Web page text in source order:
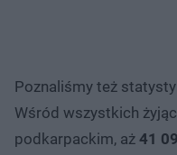
Poznaliśmy też
Wśród wszystkich
podkarpackim, aż 41